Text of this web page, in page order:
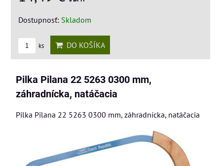
Dostupnosť: Skladom
ks DO KOŠÍKA
Pilka Pilana 22 5263 0300 mm,
záhradnícka, natáčacia
Pilka Pilana 22 5263 0300 mm, záhradnícka, natáčacia